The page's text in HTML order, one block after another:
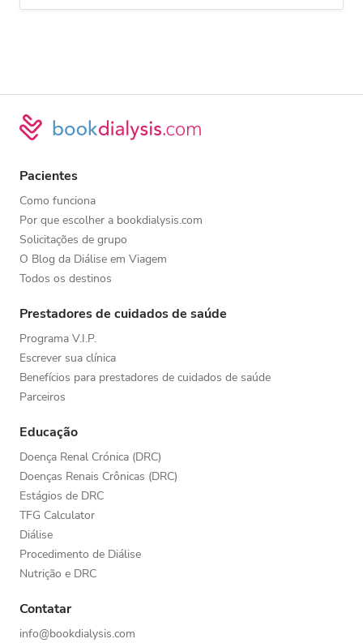
Pacientes
Como funciona
Por que escolher a bookdialysis.com
Solicitações de grupo
O Blog da Diálise em Viagem
Todos os destinos
Prestadores de cuidados de saúde
Programa V.I.P.
Escrever sua clínica
Benefícios para prestadores de cuidados de saúde
Parceiros
Educação
Doença Renal Crónica (DRC)
Doenças Renais Crônicas (DRC)
Estágios de DRC
TFG Calculator
Diálise
Procedimento de Diálise
Nutrição e DRC
Contatar
info@bookdialysis.com